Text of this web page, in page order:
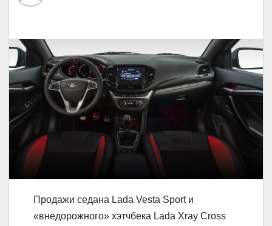
Продажи седана Lada Vesta Sport и
«внедорожного» хэтчбека Lada Xray Cross